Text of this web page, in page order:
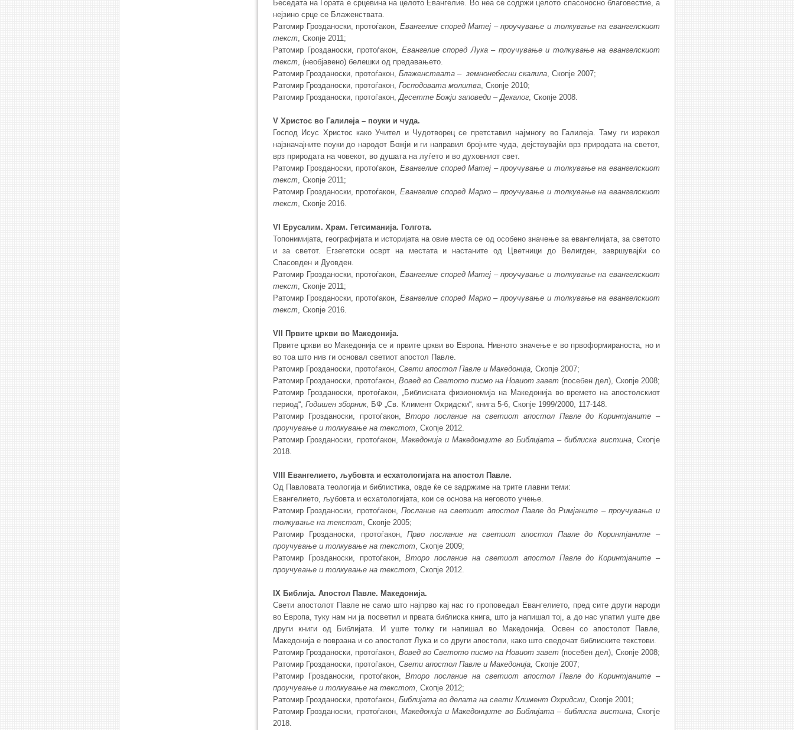
Беседата на Гората е срцевина на целото Евангелие. Во неа се содржи целото спасоносно благовестие, а
нејзино срце се Блаженствата.
Ратомир Грозданоски, протоѓакон, Евангелие според Матеј – проучување и толкување на евангелскиот
текст, Скопје 2011;
Ратомир Грозданоски, протоѓакон, Евангелие според Лука – проучување и толкување на евангелскиот
текст, (необјавено) белешки од предавањето.
Ратомир Грозданоски, протоѓакон, Блаженствата – земнонебесни скалила, Скопје 2007;
Ратомир Грозданоски, протоѓакон, Господовата молитва, Скопје 2010;
Ратомир Грозданоски, протоѓакон,Десетте Божји заповеди – Декалог, Скопје 2008.
V Христос во Галилеја – поуки и чуда.
Господ Исус Христос како Учител и Чудотворец се претставил најмногу во Галилеја. Таму ги изрекол
најзначајните поуки до народот Божји и ги направил бројните чуда, дејствувајќи врз природата на светот,
врз природата на човекот, во душата на луѓето и во духовниот свет.
Ратомир Грозданоски, протоѓакон, Евангелие според Матеј – проучување и толкување на евангелскиот
текст, Скопје 2011;
Ратомир Грозданоски, протоѓакон,Евангелие според Марко – проучување и толкување на евангелскиот
текст, Скопје 2016.
VI Ерусалим. Храм. Гетсиманија. Голгота.
Топонимијата, географијата и историјата на овие места се од особено значење за евангелијата, за светото
и за светот. Егзегетски осврт на местата и настаните од Цветници до Велигден, завршувајќи со
Спасовден и Дуовден.
Ратомир Грозданоски, протоѓакон, Евангелие според Матеј – проучување и толкување на евангелскиот
текст, Скопје 2011;
Ратомир Грозданоски, протоѓакон,Евангелие според Марко – проучување и толкување на евангелскиот
текст, Скопје 2016.
VII Првите цркви во Македонија.
Првите цркви во Македонија се и првите цркви во Европа. Нивното значење е во првоформираноста, но и
во тоа што нив ги основал светиот апостол Павле.
Ратомир Грозданоски, протоѓакон, Свети апостол Павле и Македонија, Скопје 2007;
Ратомир Грозданоски, протоѓакон, Вовед во Светото писмо на Новиот завет(посебен дел), Скопје 2008;
Ратомир Грозданоски, протоѓакон, „Библиската физиономија на Македонија во времето на апостолскиот
период“, Годишен зборник, БФ „Св. Климент Охридски“, кни­га 5-6, Скопје 1999/2000, 117-148.
Ратомир Грозданоски, протоѓакон,Второ послание на светиот апостол Павле до Коринтјаните –
проучување и толкување на текстот, Скопје 2012.
Ратомир Грозданоски, протоѓакон, Македонија и Македонците во Библијата– библиска вистина, Скопје
2018.
VIII Евангелието, љубовта и есхатологијата на апостол Павле.
Од Павловата теологија и библистика, овде ќе се задржиме на трите главни теми:
Евангелието, љубовта и есхатологијата, кои се основа на неговото учење.
Ратомир Грозданоски, протоѓакон,Послание на светиот апостол Павле до Римјаните – проучување и
толкување на текстот, Скопје 2005;
Ратомир Грозданоски, протоѓакон,Прво послание на светиот апостол Павле до Коринтјаните
–
проучување и толкување на текстот, Скопје 2009;
Ратомир Грозданоски, протоѓакон,Второ послание на светиот апостол Павле до Коринтјаните –
проучување и толкување на текстот, Скопје 2012.
IX Библија. Апостол Павле. Македонија.
Свети апостолот Павле не само што најпрво кај нас го проповедал Евангелието, пред сите други народи
во Европа, туку нам ни ја посветил и првата библиска книга, што ја напишал тој, а до нас упатил уште две
други книги од Библијата. И уште толку ги напишал во Македонија. Освен со апостолот Павле,
Македонија е поврзана и со апостолот Лука и со други апостоли, како што сведочат библиските текстови.
Ратомир Грозданоски, протоѓакон, Вовед во Светото писмо на Новиот завет(посебен дел), Скопје 2008;
Ратомир Грозданоски, протоѓакон, Свети апостол Павле и Македонија, Скопје 2007;
Ратомир Грозданоски, протоѓакон,Второ послание на светиот апостол Павле до Коринтјаните –
проучување и толкување на текстот, Скопје 2012;
Ратомир Грозданоски, протоѓакон, Библијата во делата на свети Климент Охридски, Скопје 2001;
Ратомир Грозданоски, протоѓакон, Македонија и Македонците во Библијата– библиска вистина, Скопје
2018.